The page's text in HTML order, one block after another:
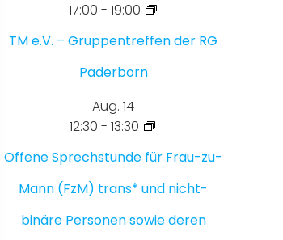
17:00 - 19:00
TM e.V. – Gruppentreffen der RG
Paderborn
Aug. 14
12:30 - 13:30
Offene Sprechstunde für Frau-zu-
Mann (FzM) trans* und nicht-
binäre Personen sowie deren